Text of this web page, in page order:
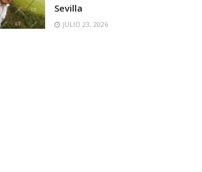
Sevilla
JULIO 23, 2026